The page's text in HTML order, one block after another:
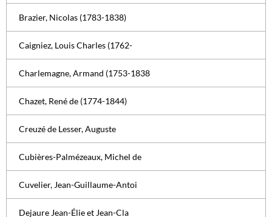
Brazier, Nicolas (1783-1838)
Caigniez, Louis Charles (1762-
Charlemagne, Armand (1753-1838
Chazet, René de (1774-1844)
Creuzé de Lesser, Auguste
Cubières-Palmézeaux, Michel de
Cuvelier, Jean-Guillaume-Antoi
Dejaure Jean-Élie et Jean-Cla